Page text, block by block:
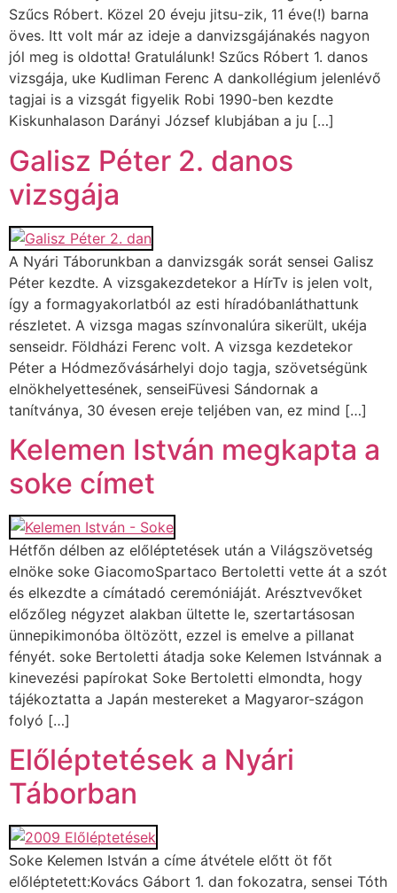
Szűcs Róbert. Közel 20 éveju jitsu-zik, 11 éve(!) barna
öves. Itt volt már az ideje a danvizsgájánakés nagyon
jól meg is oldotta! Gratulálunk! Szűcs Róbert 1. danos
vizsgája, uke Kudliman Ferenc A dankollégium jelenlévő
tagjai is a vizsgát figyelik Robi 1990-ben kezdte
Kiskunhalason Darányi József klubjában a ju […]
Galisz Péter 2. danos
vizsgája
A Nyári Táborunkban a danvizsgák sorát sensei Galisz
Péter kezdte. A vizsgakezdetekor a HírTv is jelen volt,
így a formagyakorlatból az esti híradóbanláthattunk
részletet. A vizsga magas színvonalúra sikerült, ukéja
senseidr. Földházi Ferenc volt. A vizsga kezdetekor
Péter a Hódmezővásárhelyi dojo tagja, szövetségünk
elnökhelyettesének, senseiFüvesi Sándornak a
tanítványa, 30 évesen ereje teljében van, ez mind […]
Kelemen István megkapta a
soke címet
Hétfőn délben az előléptetések után a Világszövetség
elnöke soke GiacomoSpartaco Bertoletti vette át a szót
és elkezdte a címátadó ceremóniáját. Arésztvevőket
előzőleg négyzet alakban ültette le, szertartásosan
ünnepikimonóba öltözött, ezzel is emelve a pillanat
fényét. soke Bertoletti átadja soke Kelemen Istvánnak a
kinevezési papírokat Soke Bertoletti elmondta, hogy
tájékoztatta a Japán mestereket a Magyaror-szágon
folyó […]
Előléptetések a Nyári
Táborban
Soke Kelemen István a címe átvétele előtt öt főt
előléptetett:Kovács Gábort 1. dan fokozatra, sensei Tóth